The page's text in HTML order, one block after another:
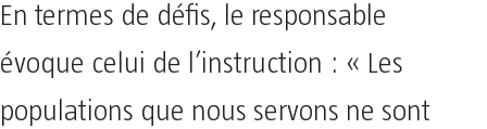
En termes de défis, le responsable
évoque celui de l’instruction : « Les
populations que nous servons ne sont